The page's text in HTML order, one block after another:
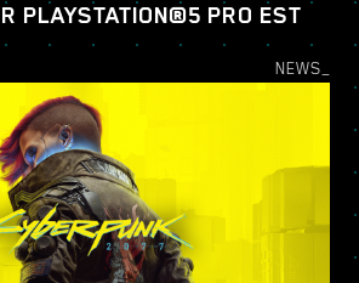
PLAYSTATION®5 PRO EST
NEWS_